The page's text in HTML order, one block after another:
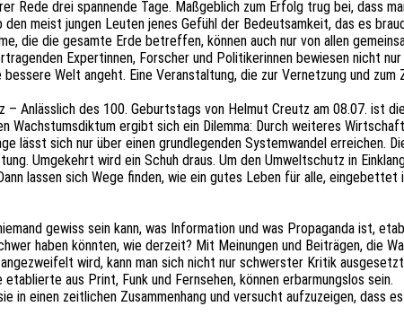
Rede drei span­nen­de Tage. Maßgeb­lich zum Erfolg trug bei, dass
meist jungen Leuten jenes Gefühl der Bedeut­sam­keit, das es
die die gesam­te Erde betref­fen, können auch nur von allen
Exper­tin­nen, Forscher und Poli­ti­ke­rin­nen bewie­sen nicht
Welt angeht. Eine Veran­stal­tung, die zur Vernet­zung und
Anläss­lich des 100. Geburts­tags von Helmut Creutz am 08.07. ist
ergibt sich ein Dilem­ma: Durch weite­res
lässt sich nur über einen grund­le­gen­den System­wan­del errei­chen.
Umge­kehrt wird ein Schuh draus. Um den Umwelt­schutz in
lassen sich Wege finden, wie ein gutes Leben für alle,
gewiss sein kann, was Infor­ma­ti­on und was Propa­gan­da ist,
haben könn­ten, wie derzeit? Mit Meinun­gen und Beiträ­gen, die
wird, kann man sich nicht nur schwers­ter Kritik
aus Print, Funk und Fern­se­hen, können erbar­mungs­los sein.
einen zeit­li­chen Zusam­men­hang und versucht aufzu­zei­gen, dass